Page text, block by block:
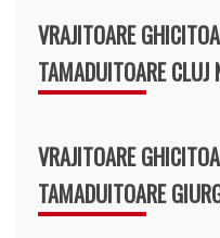
VRAJITOARE
TAMADUITOARE CLUJ
VRAJITOARE
TAMADUITOARE